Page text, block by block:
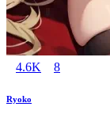
4.6K 8
Ryoko